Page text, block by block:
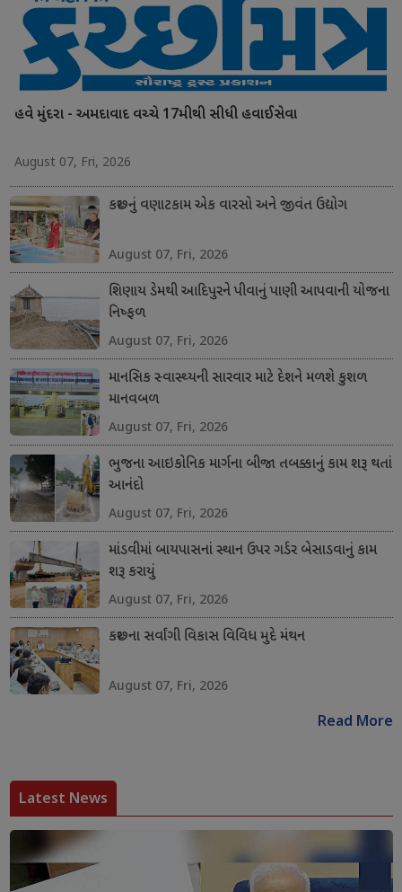
હવે મુંદરા - અમદાવાદ વચ્ચે 17મીથી સીધી હવાઈસેવા
August 07, Fri, 2026
કચ્છનું વણાટકામ એક વારસો અને જીવંત ઉદ્યોગ
August 07, Fri, 2026
શિણાય ડેમથી આદિપુરને પીવાનું પાણી આપવાની યોજના
નિષ્ફળ
August 07, Fri, 2026
માનસિક સ્વાસ્થ્યની સારવાર માટે દેશને મળશે કુશળ
માનવબળ
August 07, Fri, 2026
ભુજના આઇકોનિક માર્ગના બીજા તબક્કાનું કામ શરૂ થતાં
આનંદો
August 07, Fri, 2026
માંડવીમાં બાયપાસનાં સ્થાન ઉપર ગર્ડર બેસાડવાનું કામ
શરૂ કરાયું
August 07, Fri, 2026
કચ્છના સર્વાંગી વિકાસ વિવિધ મુદે મંથન
August 07, Fri, 2026
Read More
Latest News